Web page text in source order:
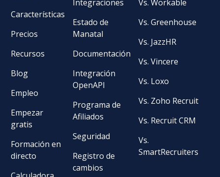
Características
Precios
Recursos
Blog
Empleo
Empezar
gratis
Formación en
directo
Integraciones
Estado de
Manatal
Documentación
Integración
OpenAPI
Programa de
Afiliados
Seguridad
Registro de
cambios
Vs. Workable
Vs. Greenhouse
Vs. JazzHR
Vs. Vincere
Vs. Loxo
Vs. Zoho Recruit
Vs. Recruit CRM
Vs.
SmartRecruiters